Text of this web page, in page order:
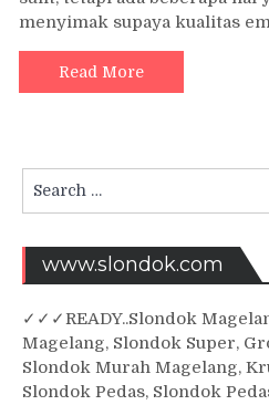
menyimak supaya kualitas
Read More
Search
for:
www.slondok.com
✓ ✓✓READY..Slondok
Magelang, Slondok Super,
Slondok Murah Magelang,
Slondok Pedas, Slondok